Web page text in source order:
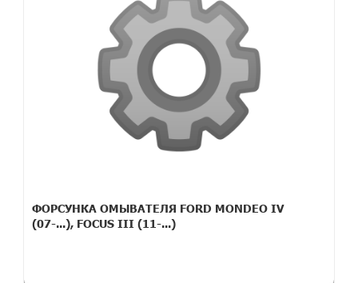
ФОРСУНКА ОМЫВАТЕЛЯ FORD MONDEO IV
(07-...), FOCUS III (11-...)